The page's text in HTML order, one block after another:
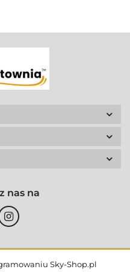
nas na
Sky-Shop.pl